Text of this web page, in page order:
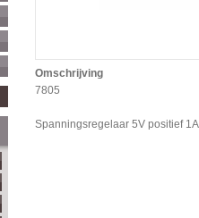
Omschrijving
7805
Spanningsregelaar 5V positief